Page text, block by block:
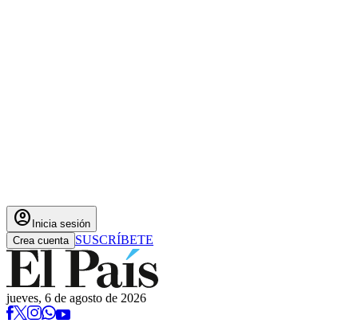
account_circle Inicia sesión
Crea cuenta SUSCRÍBETE
jueves, 6 de agosto de 2026